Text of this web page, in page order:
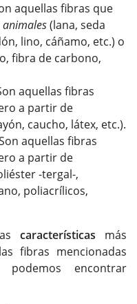
aquellas fibras que
animales(lana, seda
lino, cáñamo, etc.) o
fibra de carbono,
aquellas fibras
a partir de
caucho, látex, etc.).
aquellas fibras
a partir de
-tergal-,
poliacrílicos,
características más
fibras mencionadas
encontrar